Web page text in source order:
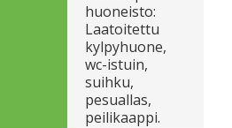
huoneisto:
Laatoitettu
kylpyhuone,
wc-istuin,
suihku,
pesuallas,
peilikaappi.